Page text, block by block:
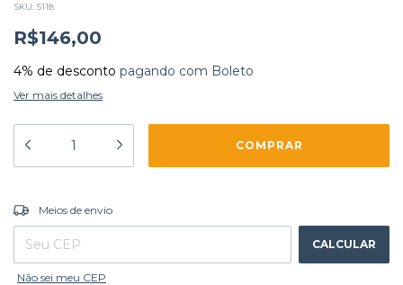
SKU: 5118
R$146,00
4% de desconto pagando com Boleto
Ver mais detalhes
Entregas para o CEP:
Meios de envio
CALCULAR
Não sei meu CEP